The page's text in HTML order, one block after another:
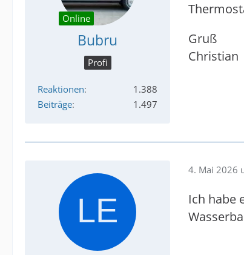
Online
Bubru
Profi
Reaktionen
1.388
Beiträge
1.497
Gruß
Christian
4. Mai 2026
Ich habe